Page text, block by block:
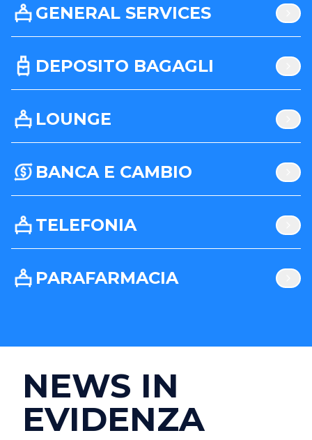
GENERAL SERVICES
DEPOSITO BAGAGLI
LOUNGE
BANCA E CAMBIO
TELEFONIA
PARAFARMACIA
NEWS IN
EVIDENZA